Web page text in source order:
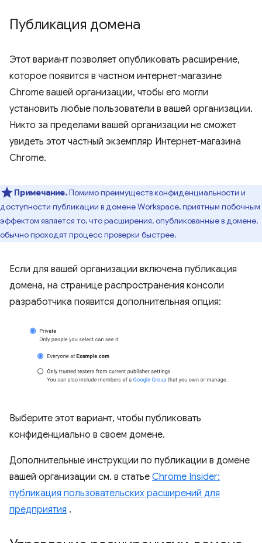
Публикация домена
Этот вариант позволяет опубликовать расширение,
которое появится в частном интернет-магазине
Chrome вашей организации, чтобы его могли
установить любые пользователи в вашей организации.
Никто за пределами вашей организации не сможет
увидеть этот частный экземпляр Интернет-магазина
Chrome.
Примечание.Помимо преимуществ конфиденциальности и
доступности публикации в домене Workspace, приятным побочным
эффектом является то, что расширения, опубликованные в домене,
обычно проходят процесс проверки быстрее.
Если для вашей организации включена публикация
домена, на странице распространения консоли
разработчика появится дополнительная опция:
Выберите этот вариант, чтобы публиковать
конфиденциально в своем домене.
Дополнительные инструкции по публикации в домене
вашей организации см. в статье Chrome Insider:
публикация пользовательских расширений для
предприятия .